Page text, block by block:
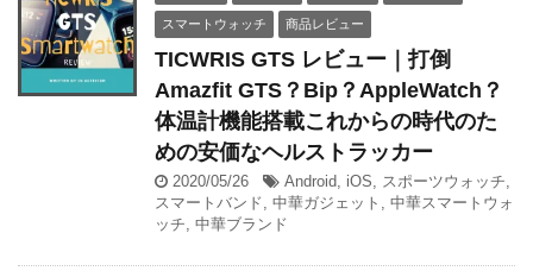
スマートウォッチ 商品レビュー
TICWRIS GTS レビュー｜打倒
Amazfit GTS？Bip？AppleWatch？
体温計機能搭載これからの時代のた
めの安価なヘルストラッカー
2020/05/26 Android iOS スポーツウォッチ
スマートバンド 中華ガジェット
中華スマートウォ
ッチ 中華ブランド